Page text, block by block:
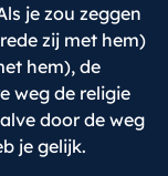
je zou zeggen
zij met hem)
hem), de
weg de religie
door de weg
je gelijk.